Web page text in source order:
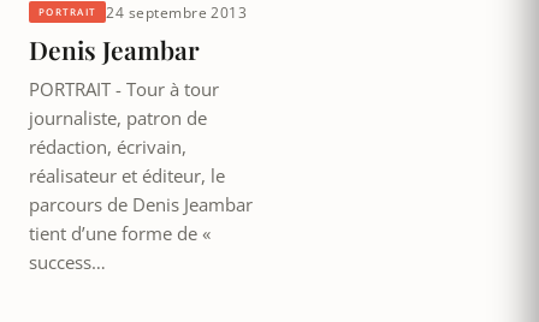
PORTRAIT 24 septembre 2013
Denis Jeambar
PORTRAIT - Tour à tour
journaliste, patron de
rédaction, écrivain,
réalisateur et éditeur, le
parcours de Denis Jeambar
tient d’une forme de «
success…